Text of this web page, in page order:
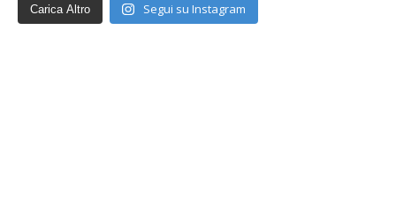
Carica Altro Segui su Instagram